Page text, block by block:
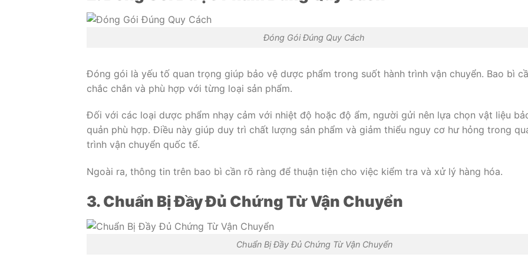
Đóng Gói Đúng Quy Cách
Đóng gói là yếu tố quan trọng giúp bảo vệ dược phẩm trong suốt hành trình vận chuyển. Bao bì
chắc chắn và phù hợp với từng loại sản phẩm.
Đối với các loại dược phẩm nhạy cảm với nhiệt độ hoặc độ ẩm, người gửi nên lựa chọn vật liệu
quản phù hợp. Điều này giúp duy trì chất lượng sản phẩm và giảm thiểu nguy cơ hư hỏng trong
trình vận chuyển quốc tế.
Ngoài ra, thông tin trên bao bì cần rõ ràng để thuận tiện cho việc kiểm tra và xử lý hàng hóa.
3. Chuẩn Bị Đầy Đủ Chứng Từ Vận Chuyển
Chuẩn Bị Đầy Đủ Chứng Từ Vận Chuyển